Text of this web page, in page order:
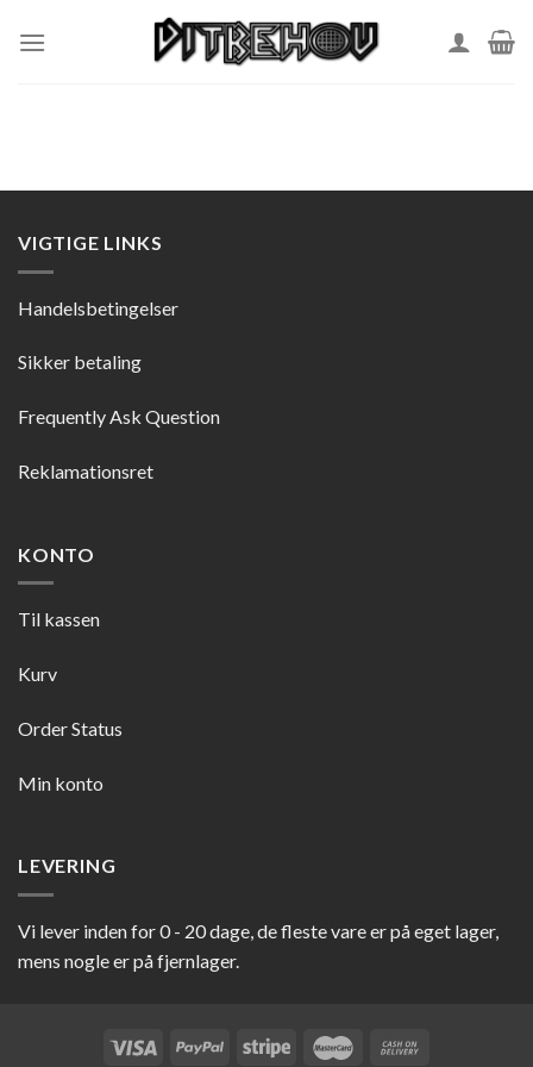
VIGTIGE LINKS
Handelsbetingelser
Sikker betaling
Frequently Ask Question
Reklamationsret
KONTO
Til kassen
Kurv
Order Status
Min konto
LEVERING
Vi lever inden for 0 - 20 dage, de fleste vare er på eget lager,
mens nogle er på fjernlager.